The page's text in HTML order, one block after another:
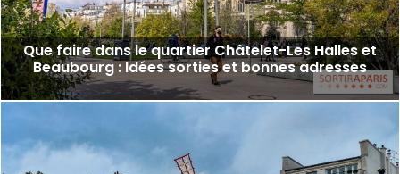
Que faire dans le quartier Châtelet-Les Halles et
Beaubourg : Idées sorties et bonnes adresses